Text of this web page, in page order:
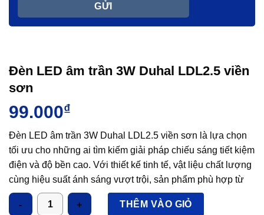
Đèn LED âm trần 3W Duhal LDL2.5 viền
sơn
99.000₫
Đèn LED âm trần 3W Duhal LDL2.5 viền sơn là lựa chọn
tối ưu cho những ai tìm kiếm giải pháp chiếu sáng tiết kiệm
điện và độ bền cao. Với thiết kế tinh tế, vật liệu chất lượng
cùng hiệu suất ánh sáng vượt trội, sản phẩm phù hợp từ
nhà ở, văn phòng cho đến các công trình thương mại, dịch
vụ.
Số lượng
THÊM VÀO GIỎ